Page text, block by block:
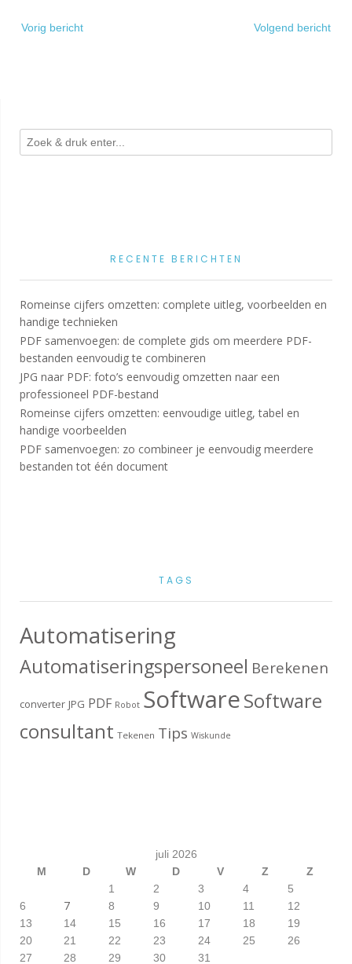
navigatie
Vorig bericht Volgend bericht
RECENTE BERICHTEN
Romeinse cijfers omzetten: complete uitleg, voorbeelden en
handige technieken
PDF samenvoegen: de complete gids om meerdere PDF-
bestanden eenvoudig te combineren
JPG naar PDF: foto’s eenvoudig omzetten naar een
professioneel PDF-bestand
Romeinse cijfers omzetten: eenvoudige uitleg, tabel en
handige voorbeelden
PDF samenvoegen: zo combineer je eenvoudig meerdere
bestanden tot één document
TAGS
Automatisering
Automatiseringspersoneel Berekenen
converter JPG PDF Robot SoftwareSoftware
consultant Tekenen Tips Wiskunde
juli 2026
M
D W D V Z
Z
1
2 3 4
5
6
7 8 9 10 11
12
13
14 15 16 17 18
19
20
21 22 23 24 25
26
27
28 29 30 31